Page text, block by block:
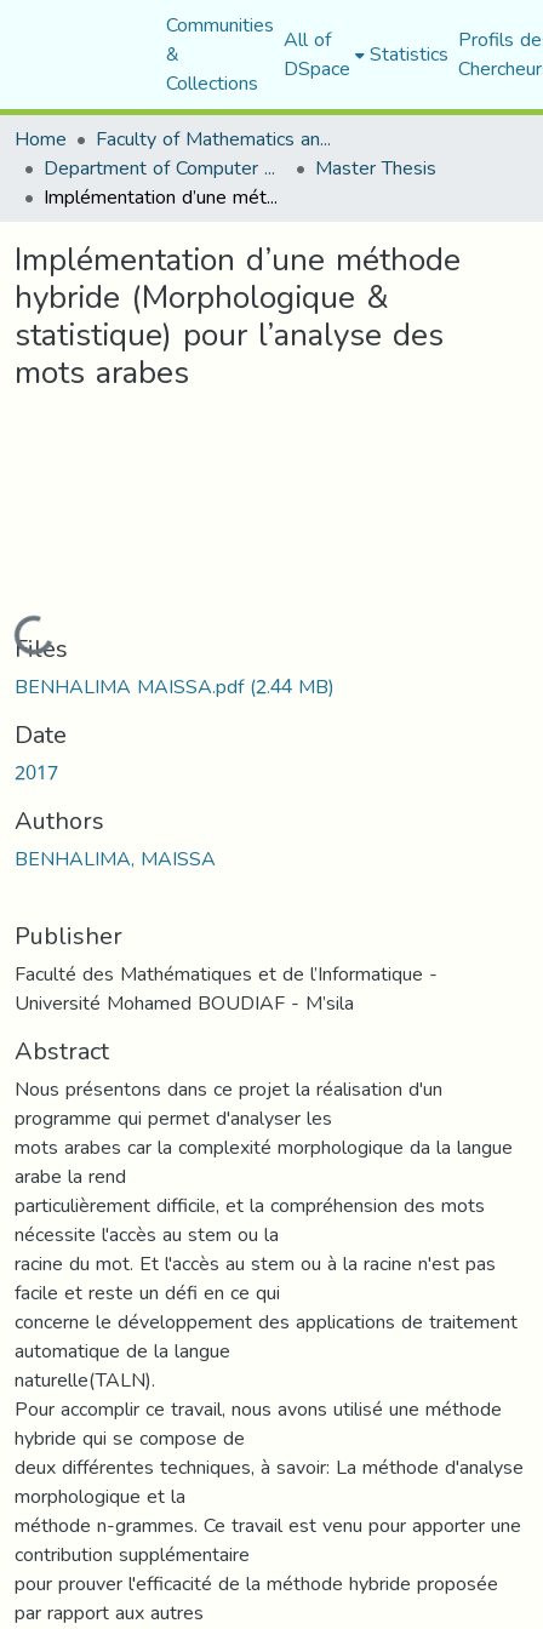
Communities
&
Collections
All of
DSpace Statistics Profils
Home
Faculty of Mathematics and Computer Science
Department of Computer Science Master Thesis
Implémentation d’une méthode hybride (Morphologique & statistique) pour l’analyse des mots arabes
Implémentation d’une méthode
hybride (Morphologique &
statistique) pour l’analyse des
mots arabes
Loading...
Files
BENHALIMA MAISSA.pdf(2.44 MB)
Date
2017
Authors
BENHALIMA, MAISSA
Publisher
Faculté des Mathématiques et de l’Informatique -
Université Mohamed BOUDIAF - M’sila
Abstract
Nous présentons dans ce projet la réalisation d'un
programme qui permet d'analyser les
mots arabes car la complexité morphologique da la langue
arabe la rend
particulièrement difficile, et la compréhension des mots
nécessite l'accès au stem ou la
racine du mot. Et l'accès au stem ou à la racine n'est pas
facile et reste un défi en ce qui
concerne le développement des applications de traitement
automatique de la langue
naturelle(TALN).
Pour accomplir ce travail, nous avons utilisé une méthode
hybride qui se compose de
deux différentes techniques, à savoir: La méthode d'analyse
morphologique et la
méthode n-grammes. Ce travail est venu pour apporter une
contribution supplémentaire
pour prouver l'efficacité de la méthode hybride proposée
par rapport aux autres